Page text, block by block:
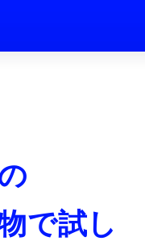
で試し